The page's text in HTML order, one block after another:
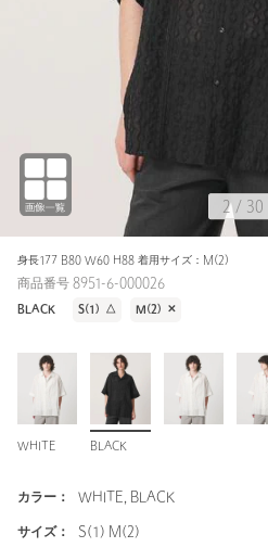
身長177 B80 W60 H88 着用サイズ：M(2)
2/ 30
商品番号 8951-6-000026
BLACK S(1) △ M(2) ✕
WHITE BLACK
カラー： WHITE, BLACK
サイズ： S(1) M(2)
30